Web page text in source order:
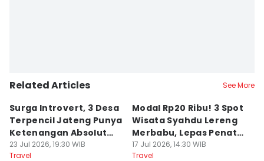
Related Articles See More
Surga Introvert, 3 Desa
Terpencil Jateng Punya
Ketenangan Absolut
Untuk Disconect
23 Jul 2026, 19:30 WIB
Travel
Modal Rp20 Ribu! 3 Spot
Wisata Syahdu Lereng
Merbabu, Lepas Penat
akhir Pekan!
17 Jul 2026, 14:30 WIB
Travel